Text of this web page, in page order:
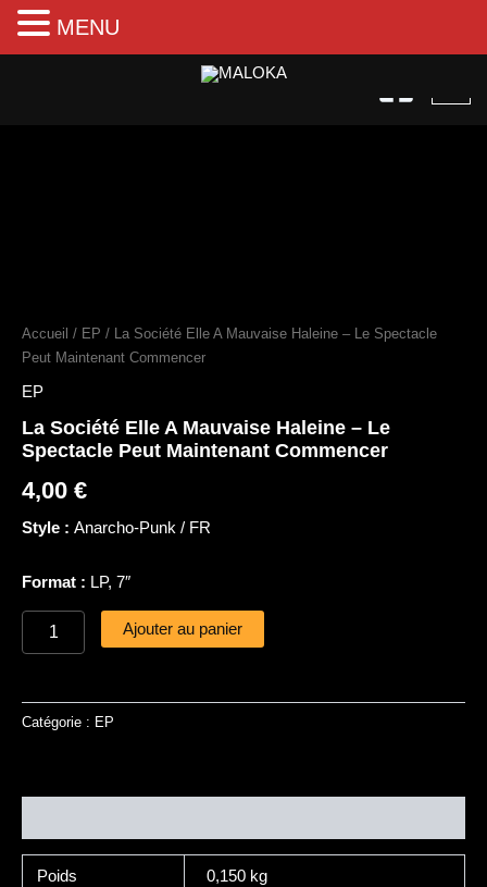
Aller
Accueil / EP / La Société Elle A Mauvaise Haleine – Le Spectacle
Peut Maintenant Commencer
EP
La Société Elle A Mauvaise Haleine – Le
Spectacle Peut Maintenant Commencer
4,00 €
Style : Anarcho-Punk / FR
Format : LP, 7″
Elle
A
Haleine
–
Le
Spectacle
Peut
Commencer
Ajouter au panier
Catégorie : EP
Poids 0,150 kg
MENU